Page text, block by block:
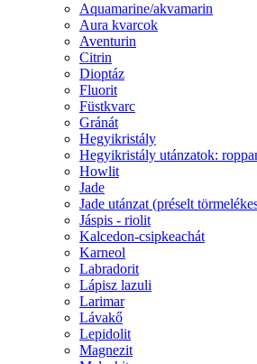
Aquamarine/akvamarin
Aura kvarcok
Aventurin
Citrin
Dioptáz
Fluorit
Füstkvarc
Gránát
Hegyikristály
Hegyikristály utánzatok:
Howlit
Jade
Jade utánzat (préselt
Jáspis - riolit
Kalcedon-csipkeachát
Karneol
Labradorit
Lápisz lazuli
Larimar
Lávakő
Lepidolit
Magnezit